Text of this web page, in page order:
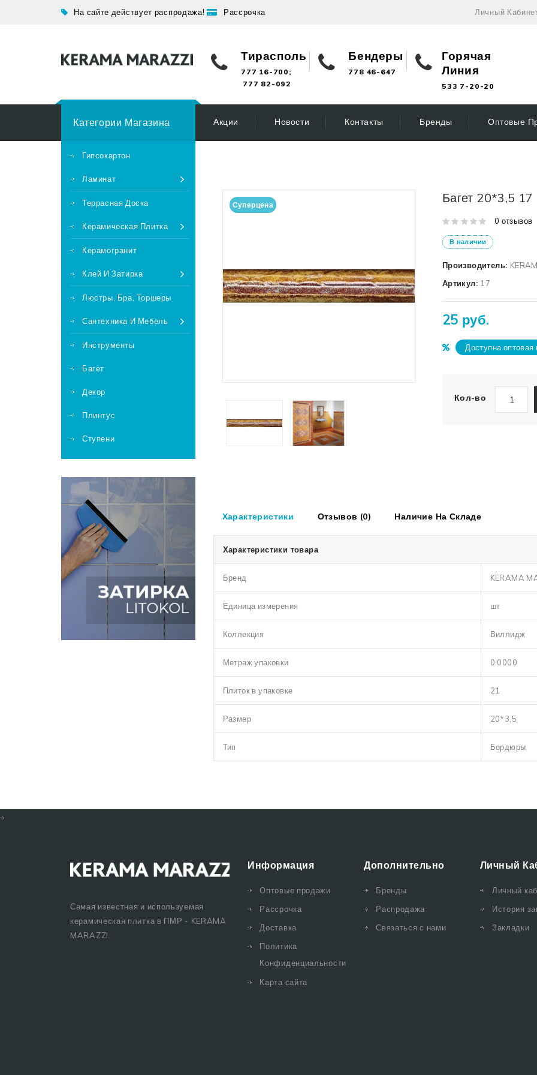
На сайте действует распродажа! Рассрочка Личный
Тирасполь
777 16-700;
777 82-092
Бендеры
778 46-647
Горячая
Линия
533 7-20-20
Акции Новости Контакты Бренды Оптовые
Категории Магазина
Гипсокартон
Ламинат
Террасная Доска
Керамическая Плитка
Керамогранит
Клей И Затирка
Люстры, Бра, Торшеры
Сантехника И Мебель
Инструменты
Багет
Декор
Плинтус
Ступени
Суперцена Багет 20*3,5 17
0 отзывов
В наличии
Производитель:
Артикул: 17
25 руб.
Доступна оптовая
Кол-во
Характеристики Отзывов (0) Наличие На Складе
Характеристики товара
Бренд KERAMA
Единица измерения шт
Коллекция Виллидж
Метраж упаковки 0.0000
Плиток в упаковке 21
Размер 20*3,5
Тип Бордюры
Самая известная и используемая
керамическая плитка в ПМР - KERAMA
MARAZZI.
Информация
Оптовые продажи
Рассрочка
Доставка
Политика
Конфиденциальности
Карта сайта
Дополнительно
Бренды
Распродажа
Связаться с нами
Личный
Личный
История
Закладки